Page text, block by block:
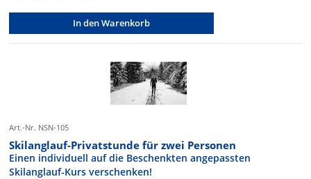
In den Warenkorb
Art.-Nr. NSN-105
Skilanglauf-Privatstunde für zwei Personen
Einen individuell auf die Beschenkten angepassten
Skilanglauf-Kurs verschenken!